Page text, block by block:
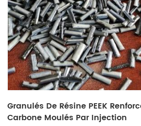
Granulés De Résine PEEK
Carbone Moulés Par Injection